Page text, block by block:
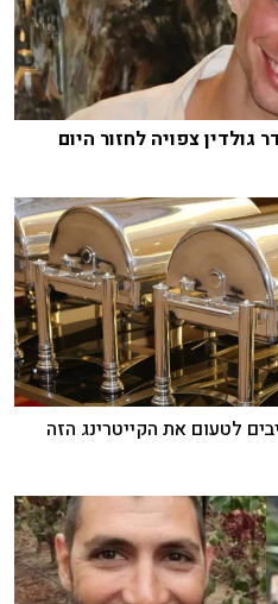
גולדין צפויה לחזור היום
לטעום את הקייטרינג הזה